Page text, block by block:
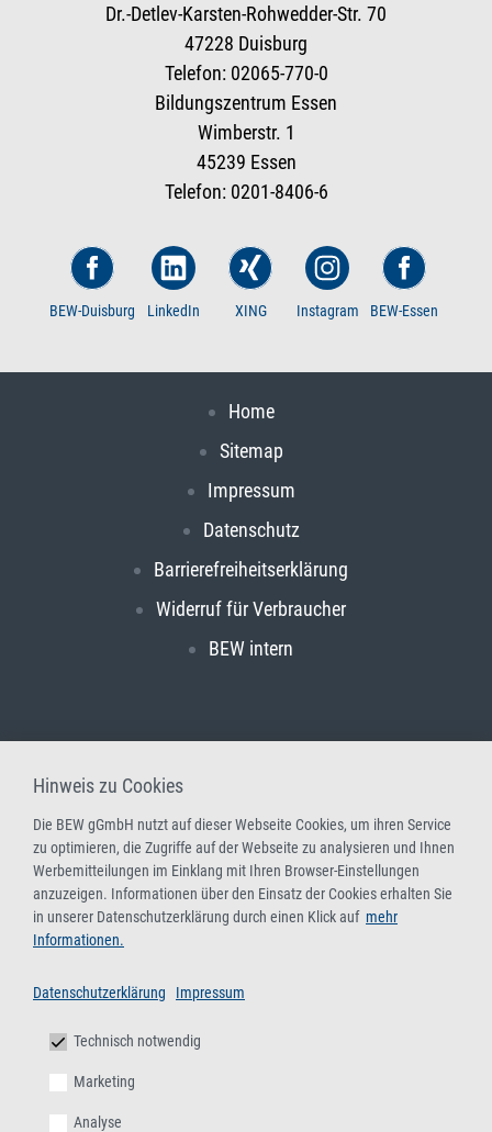
Dr.-Detlev-Karsten-Rohwedder-Str. 70
47228 Duisburg
Telefon: 02065-770-0
Bildungszentrum Essen
Wimberstr. 1
45239 Essen
Telefon: 0201-8406-6
BEW-Duisburg LinkedIn XING Instagram BEW-Essen
Home
Sitemap
Impressum
Datenschutz
Barrierefreiheitserklärung
Widerruf für Verbraucher
BEW intern
Hinweis zu Cookies
Die BEW gGmbH nutzt auf dieser Webseite Cookies, um ihren Service
zu optimieren, die Zugriffe auf der Webseite zu analysieren und Ihnen
Werbemitteilungen im Einklang mit Ihren Browser-Einstellungen
anzuzeigen. Informationen über den Einsatz der Cookies erhalten Sie
in unserer Datenschutzerklärung durch einen Klick auf mehr
Informationen.
Datenschutzerklärung Impressum
Technisch notwendig
Marketing
Analyse